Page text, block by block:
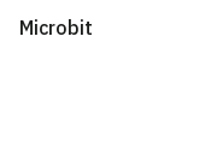
Microbit